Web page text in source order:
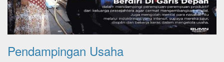
Pendampingan Usaha